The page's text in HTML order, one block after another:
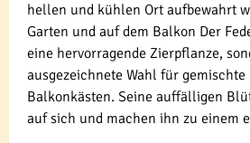
hellen und kühlen Ort aufbewahrt
Garten und auf dem Balkon Der
eine hervorragende Zierpflanze,
ausgezeichnete Wahl für
Balkonkästen. Seine auffälligen
auf sich und machen ihn zu einem